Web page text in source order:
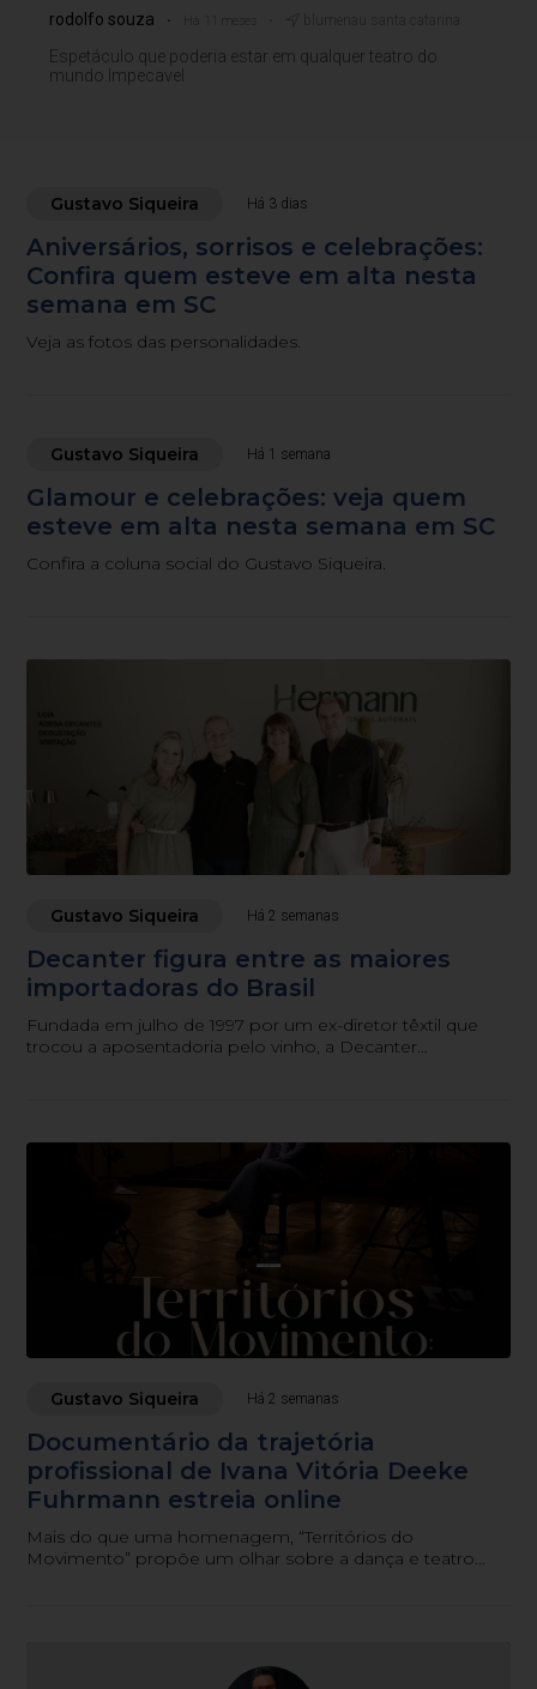
rodolfo souza Há 11 meses
Espetáculo que poderia estar em qualquer teatro do
mundo.Impecavel
Gustavo Siqueira Há 3 dias
Aniversários, sorrisos e celebrações:
Confira quem esteve em alta nesta
semana em SC
Veja as fotos das personalidades.
Gustavo Siqueira Há 1 semana
Glamour e celebrações: veja quem
esteve em alta nesta semana em SC
Confira a coluna social do Gustavo Siqueira.
Gustavo Siqueira Há 2 semanas
Decanter figura entre as maiores
importadoras do Brasil
Fundada em julho de 1997 por um ex-diretor têxtil que
trocou a aposentadoria pelo vinho, a Decanter
Gustavo Siqueira Há 2 semanas
Documentário da trajetória
profissional de Ivana Vitória Deeke
Fuhrmann estreia online
Mais do que uma homenagem, “Territórios do
Movimento” propõe um olhar sobre a dança e teatro